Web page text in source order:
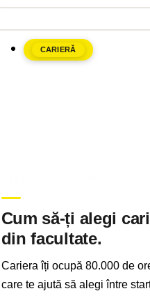
CARIERĂ
Cum să-ți alegi
din facultate.
Cariera îți ocupă 80.000 de
care te ajută să alegi între